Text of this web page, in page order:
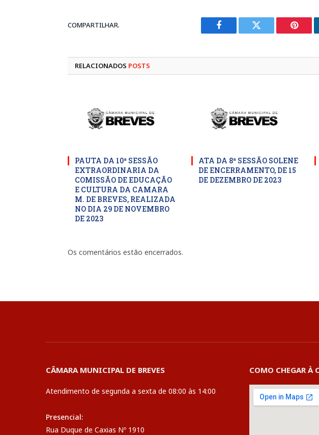
COMPARTILHAR.
Facebook Twitter
RELACIONADOS POSTS
PAUTA DA 10ª SESSÃO
EXTRAORDINARIA DA
COMISSÃO DE EDUCAÇÃO
E CULTURA DA CAMARA
M. DE BREVES, REALIZADA
NO DIA 29 DE NOVEMBRO
DE 2023
ATA DA 8ª SESSÃO SOLENE
DE ENCERRAMENTO, DE 15
DE DEZEMBRO DE 2023
Os comentários estão encerrados.
CÂMARA MUNICIPAL DE BREVES
Atendimento de segunda a sexta de 08:00 às 14:00
Presencial:
Rua Duque de Caxias Nº 1910
COMO CHEGAR À